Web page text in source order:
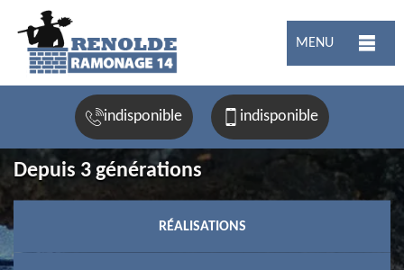
MENU
indisponible indisponible
Depuis 3 générations
RÉALISATIONS